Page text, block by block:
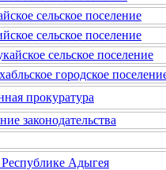
сельское поселение
сельское поселение
сельское поселение
городское
прокуратура
законодательства
Адыгея